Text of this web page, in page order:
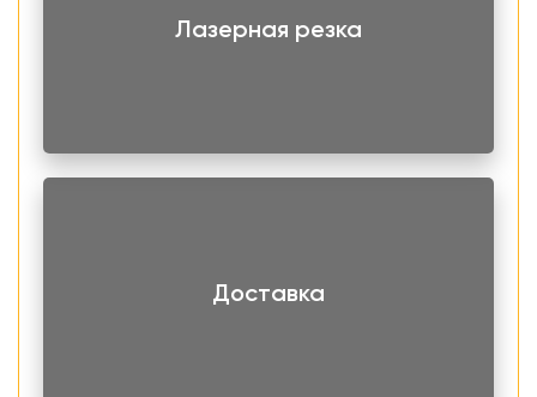
Лазерная резка
Доставка